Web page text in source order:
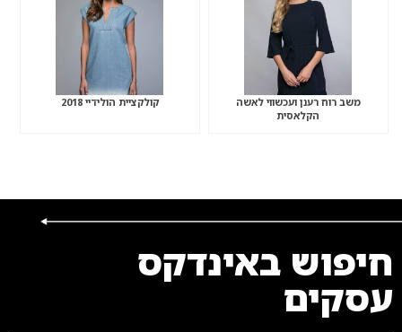
משב רוח רענן ועכשווי לאשה
הקלאסית
קולקציית הולידיי 2018
חיפוש באינדקס
עסקים